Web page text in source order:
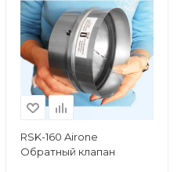
RSK-160 Airone
Обратный клапан